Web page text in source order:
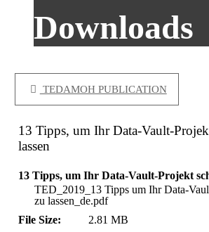
Downloads
TEDAMOH PUBLICATION
13 Tipps, um Ihr Data-Vault-
lassen
13 Tipps, um Ihr Data-Vault-Projekt
TED_2019_13 Tipps um Ihr Data-
zu lassen_de.pdf
File Size:
2.81 MB